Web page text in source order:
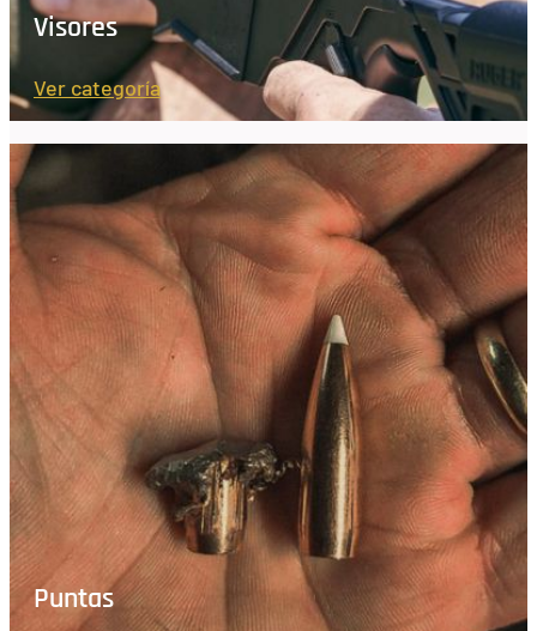
Visores
Ver categoría
Puntas